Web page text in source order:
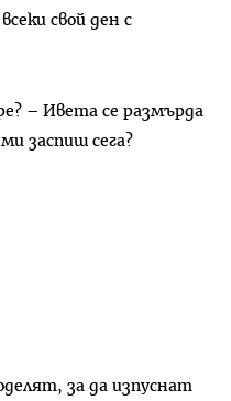
свой ден с
– Ивета се размърда
заспиш сега?
за да изпуснат